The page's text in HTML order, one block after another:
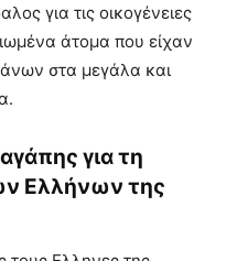
για τις οικογένειες
άτομα που είχαν
στα μεγάλα και
για τη
Ελλήνων της